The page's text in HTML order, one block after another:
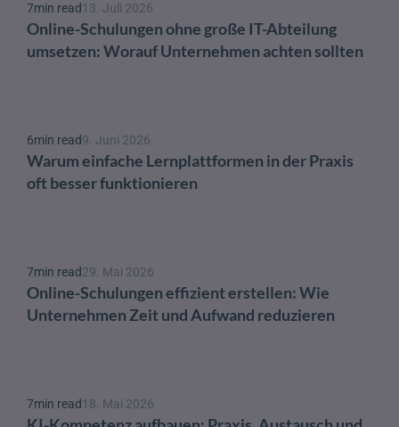
7min read13. Juli 2026
Online-Schulungen ohne große IT-Abteilung
umsetzen: Worauf Unternehmen achten sollten
6min read9. Juni 2026
Warum einfache Lernplattformen in der Praxis
oft besser funktionieren
7min read29. Mai 2026
Online-Schulungen effizient erstellen: Wie
Unternehmen Zeit und Aufwand reduzieren
7min read18. Mai 2026